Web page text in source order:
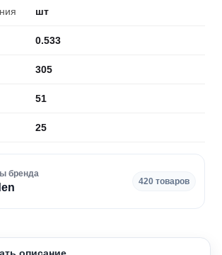
шт
0.533
305
51
25
бренда
420 товаров
описание